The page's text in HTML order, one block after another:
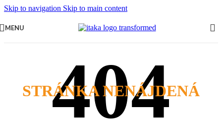
Skip to navigation Skip to main content
MENU
STRÁNKA NENÁJDENÁ